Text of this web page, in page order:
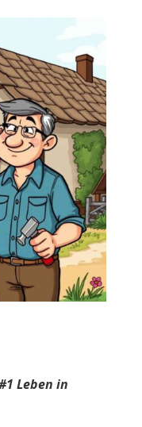
Leben in